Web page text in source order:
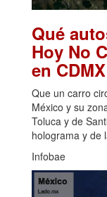
Qué
Hoy No
en
Que un carro
México y su
Toluca y de
holograma y de
Infobae